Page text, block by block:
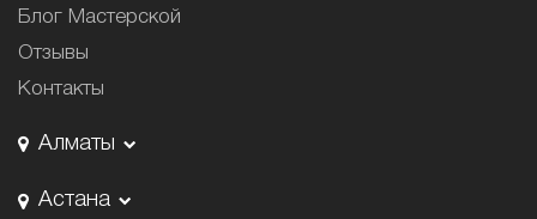
Блог Мастерской
Отзывы
Контакты
Алматы
Астана